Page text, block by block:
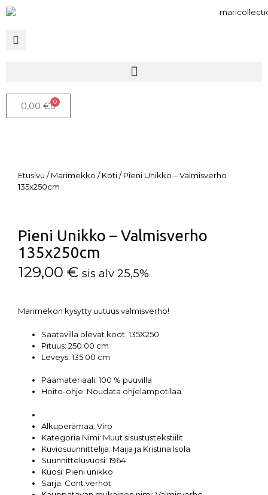
0,00 € 0
Etusivu /Marimekko /Koti/ Pieni Unikko – Valmisverho
135x250cm
Pieni Unikko – Valmisverho
135x250cm
129,00 € sis alv 25,5%
Marimekon kysytty uutuus valmisverho!
Saatavilla olevat koot: 135X250
Pituus: 250.00 cm
Leveys: 135.00 cm
Päämateriaali: 100 % puuvilla
Hoito-ohje: Noudata ohjelämpötilaa.
Alkuperämaa: Viro
Kategoria Nimi: Muut sisustustekstiilit
Kuviosuunnittelija: Maija ja Kristina Isola
Suunnitteluvuosi: 1964
Kuosi: Pieni unikko
Sarja: Cont.verhot